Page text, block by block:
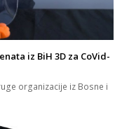
iz BiH 3D za CoVid-
organizacije iz Bosne i